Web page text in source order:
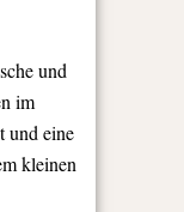
und
im
und eine
kleinen